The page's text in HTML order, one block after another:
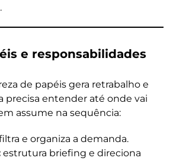
e responsabilidades
de papéis gera retrabalho e
precisa entender até onde vai
assume na sequência:
e organiza a demanda.
estrutura briefing e direciona